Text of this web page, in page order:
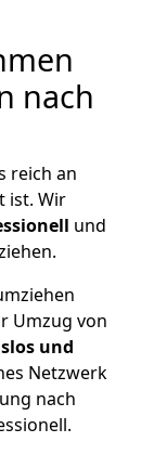
nach
reich an
ist. Wir
und
Umzug von
und
Netzwerk
nach